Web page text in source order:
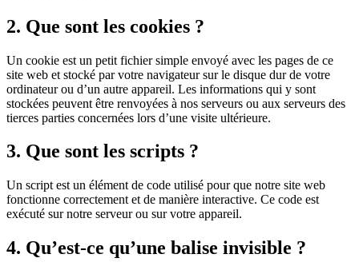
2. Que sont les cookies ?
Un cookie est un petit fichier simple envoyé avec les pages de ce
site web et stocké par votre navigateur sur le disque dur de votre
ordinateur ou d’un autre appareil. Les informations qui y sont
stockées peuvent être renvoyées à nos serveurs ou aux serveurs des
tierces parties concernées lors d’une visite ultérieure.
3. Que sont les scripts ?
Un script est un élément de code utilisé pour que notre site web
fonctionne correctement et de manière interactive. Ce code est
exécuté sur notre serveur ou sur votre appareil.
4. Qu’est-ce qu’une balise invisible ?